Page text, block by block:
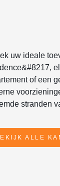
uw ideale
of een
stranden
ALLE